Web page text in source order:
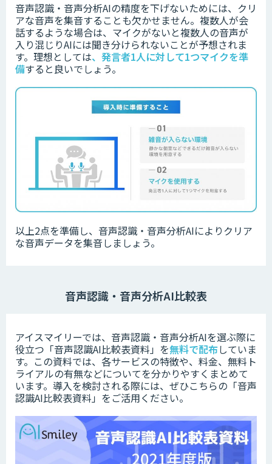
音声認識・音声分析AIの精度を下げないためには、クリ
アな音声を集音することも欠かせません。 複数人が会
話するような場合は、マイクがないと複数人の音声が
入り混じりAIには聞き分けられないことが予想されま
す。 理想としては、 発言者1人に対して1つマイクを準
備すると良いでしょう。
以上2点を準備し、音声認識・音声分析AIによりクリア
な音声データを集音しましょう。
音声認識・音声分析AI比較表
アイスマイリーでは、音声認識・音声分析AIを選ぶ際に
役立つ「音声認識AI比較表資料」を無料で配布していま
す。この資料では、各サービスの特徴や、料金、無料ト
ライアルの有無などについてを分かりやすくまとめて
います。 導入を検討される際には、ぜひこちらの「音声
認識AI比較表資料」をご活用ください。